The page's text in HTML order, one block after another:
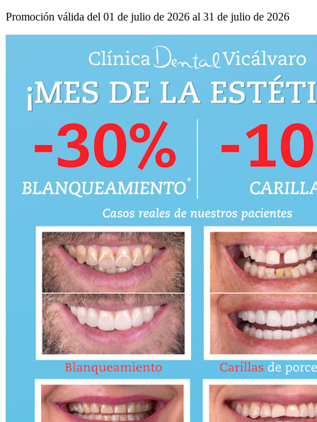
Promoción válida del 01 de julio de 2026 al 31 de julio de 2026